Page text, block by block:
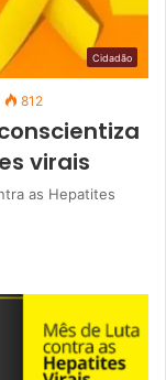
Cidadão
812
virais
as Hepatites